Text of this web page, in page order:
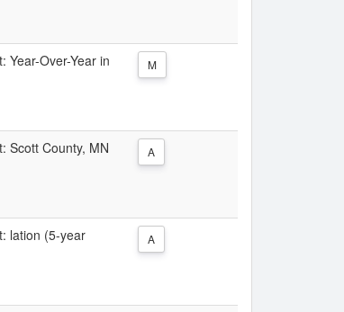
Year-Over-Year in
M
Scott County, MN A
lation (5-year
A